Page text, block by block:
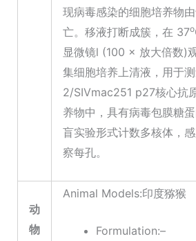
现病毒感染的细胞培养物
亡。移液打断成簇，在 37o
显微镜l (100 × 放大倍数)
集细胞培养上清液，用于
2/SIVmac251 p27核心抗
养物中，具有病毒包膜糖
盲实验形式计数多核体，
察每孔。
动
物
Animal Models:印度猕猴
Formulation:–